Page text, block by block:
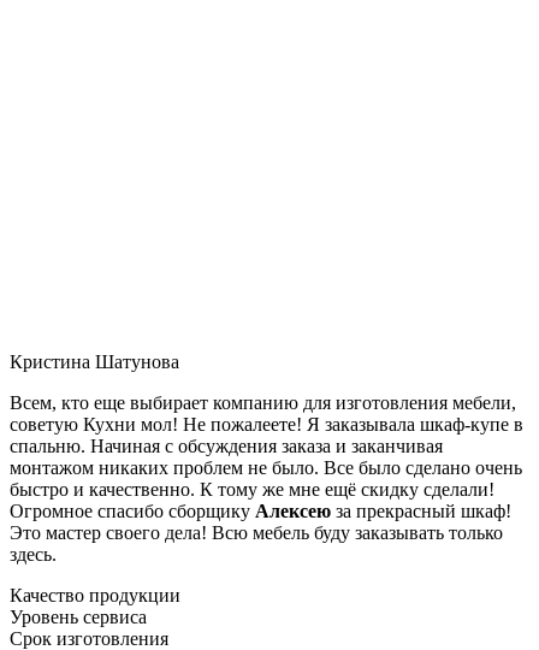
Кристина Шатунова
Всем, кто еще выбирает компанию для изготовления мебели,
советую Кухни мол! Не пожалеете! Я заказывала шкаф-купе в
спальню. Начиная с обсуждения заказа и заканчивая
монтажом никаких проблем не было. Все было сделано очень
быстро и качественно. К тому же мне ещё скидку сделали!
Огромное спасибо сборщику Алексею за прекрасный шкаф!
Это мастер своего дела! Всю мебель буду заказывать только
здесь.
Качество продукции
Уровень сервиса
Срок изготовления